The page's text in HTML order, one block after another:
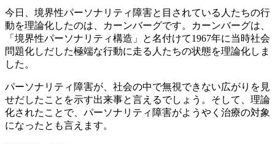
今日、境界性パーソナリティ障害と目されている人たちの行
動を理論化したのは、カーンバーグです。カーンバーグは、
「境界性パーソナリティ構造」と名付けて1967年に当時社会
問題化しだした極端な行動に走る人たちの状態を理論化しま
した。
パーソナリティ障害が、社会の中で無視できない広がりを見
せだしたことを示す出来事と言えるでしょう。そして、理論
化されたことで、パーソナリティ障害がようやく治療の対象
になったとも言えます。